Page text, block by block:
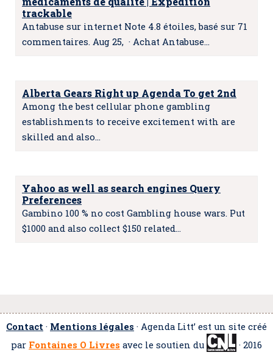
trackable
Antabuse sur internet Note 4.8 étoiles, basé sur 71
commentaires. Aug 25, · Achat Antabuse…
Alberta Gears Right up Agenda To get 2nd
Among the best cellular phone gambling
establishments to receive excitement with are
skilled and also…
Yahoo as well as search engines Query
Preferences
Gambino 100 % no cost Gambling house wars. Put
$1000 and also collect $150 related…
Contact · Mentions légales · Agenda Litt’ est un site créé
par Fontaines O Livres avec le soutien du · 2016